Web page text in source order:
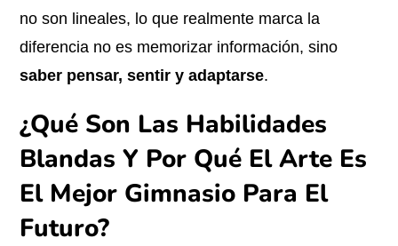
no son lineales, lo que realmente marca la
diferencia no es memorizar información, sino
saber pensar, sentir y adaptarse.
¿Qué Son Las Habilidades
Blandas Y Por Qué El Arte Es
El Mejor Gimnasio Para El
Futuro?